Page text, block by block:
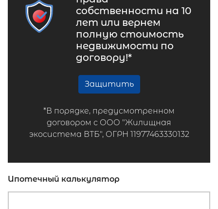
собственности на 10
лет или вернем
полную стоимость
недвижимости по
договору!*
Защитить
*В порядке, предусмотренном
договором с ООО "Жилищная
экосистема ВТБ", ОГРН 11977463330132
Ипотечный калькулятор